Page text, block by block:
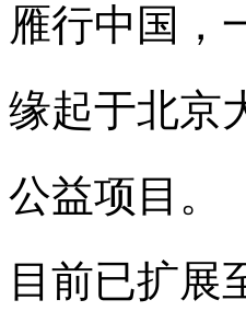
雁行中国，
缘起于北京
公益项目。
目前已扩展